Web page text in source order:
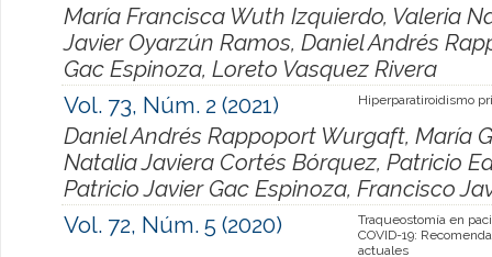
María Francisca Wuth Izquierdo, Valeria
Javier Oyarzún Ramos, Daniel Andrés
Gac Espinoza, Loreto Vasquez Rivera
Vol. 73, Núm. 2 (2021)
Hiperparatiroidismo
Daniel Andrés Rappoport Wurgaft, María
Natalia Javiera Cortés Bórquez, Patricio
Patricio Javier Gac Espinoza, Francisco
Vol. 72, Núm. 5 (2020)
Traqueostomía en
COVID-19:
actuales